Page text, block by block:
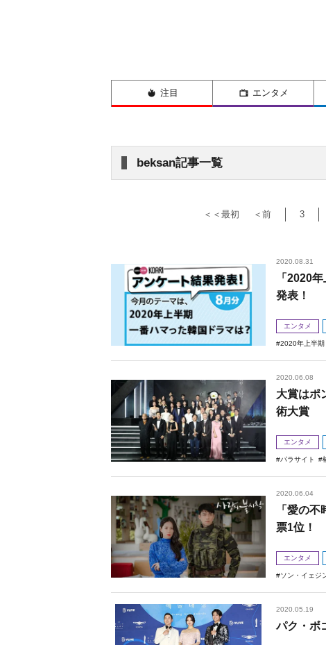
注目 エンタメ
beksan記事一覧
＜＜最初 ＜前 3
2020.08.31
「2020
発表！
エンタメ
2020年上半期
2020.06.08
大賞はポ
術大賞
エンタメ
パラサイト
2020.06.04
「愛の
票1位！
エンタメ
ソン・イェジ
2020.05.19
パク・ボ